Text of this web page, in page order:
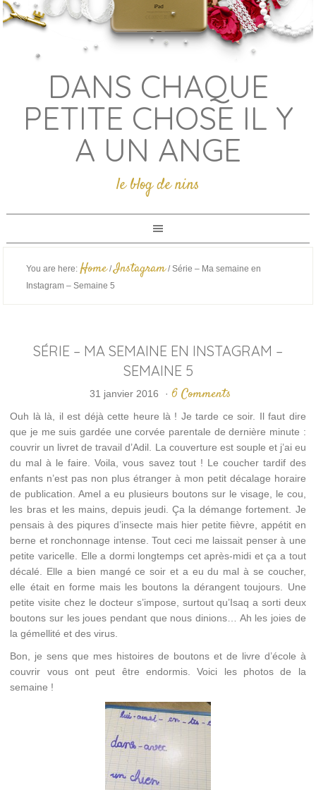
DANS CHAQUE
PETITE CHOSE IL Y
A UN ANGE
le blog de nins
You are here: Home / Instagram /Série – Ma semaine en
Instagram – Semaine 5
SÉRIE – MA SEMAINE EN INSTAGRAM –
SEMAINE 5
31 janvier 2016 · 6 Comments
Ouh là là, il est déjà cette heure là ! Je tarde ce soir. Il faut dire
que je me suis gardée une corvée parentale de dernière minute :
couvrir un livret de travail d’Adil. La couverture est souple et j’ai eu
du mal à le faire. Voila, vous savez tout ! Le coucher tardif des
enfants n’est pas non plus étranger à mon petit décalage horaire
de publication. Amel a eu plusieurs boutons sur le visage, le cou,
les bras et les mains, depuis jeudi. Ça la démange fortement. Je
pensais à des piqures d’insecte mais hier petite fièvre, appétit en
berne et ronchonnage intense. Tout ceci me laissait penser à une
petite varicelle. Elle a dormi longtemps cet après-midi et ça a tout
décalé. Elle a bien mangé ce soir et a eu du mal à se coucher,
elle était en forme mais les boutons la dérangent toujours. Une
petite visite chez le docteur s’impose, surtout qu’Isaq a sorti deux
boutons sur les joues pendant que nous dinions… Ah les joies de
la gémellité et des virus.
Bon, je sens que mes histoires de boutons et de livre d’école à
couvrir vous ont peut être endormis. Voici les photos de la
semaine !